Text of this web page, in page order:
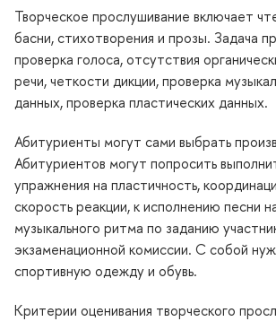
Творческое прослушивание включает
асни, стихотворения и прозы. Задача
проверка голоса, отсутствия
речи, четкости дикции, проверка
данных, проверка пластических данных.
Абитуриенты могут сами выбрать
Абитуриентов могут попросить
упражнения на пластичность,
скорость реакции, к исполнению песни
музыкального ритма по заданию
экзаменационной комиссии. С собой
спортивную одежду и обувь.
Критерии оценивания творческого